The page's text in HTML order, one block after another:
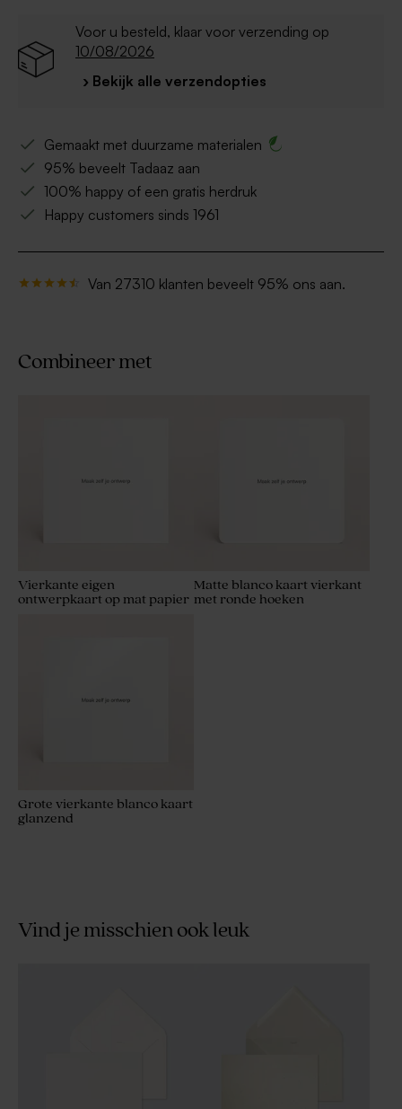
Voor u besteld, klaar voor verzending op
10/08/2026
› Bekijk alle verzendopties
Gemaakt met duurzame materialen
95% beveelt Tadaaz aan
100% happy of een gratis herdruk
Happy customers sinds 1961
Van 27310 klanten beveelt 95% ons aan.
Combineer met
Vierkante eigen
ontwerpkaart op mat papier
Matte blanco kaart vierkant
met ronde hoeken
Grote vierkante blanco kaart
glanzend
Vind je misschien ook leuk